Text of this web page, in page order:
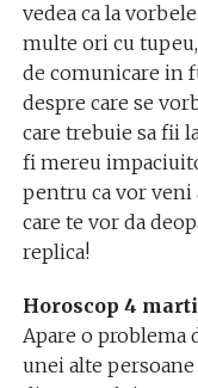
vedea ca la
multe ori cu
de comunicare in
despre care se
care trebuie sa fii
fi mereu
pentru ca vor
care te vor da
replica!
Horoscop 4
Apare o problema
unei alte